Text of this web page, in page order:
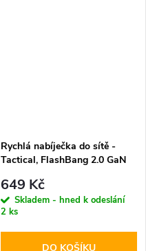
Rychlá nabíječka do sítě -
Tactical, FlashBang 2.0 GaN
649 Kč
Skladem - hned k odeslání
2 ks
DO KOŠÍKU